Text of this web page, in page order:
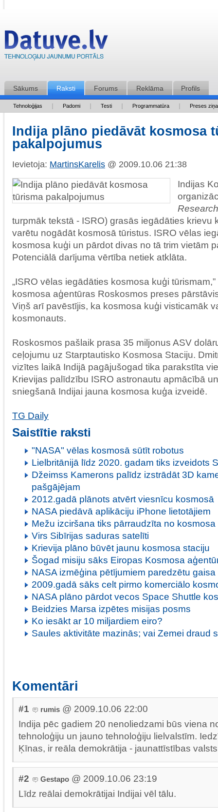
Sākums Raksti Forums Reklāma Profils
Tehnoloģijas Padomi Testi Programmatūra Preses
Indija plāno piedāvāt kosmosa
pakalpojumus
Ievietoja: MartinsKarelis @ 2009.10.06 21:38
Indijas
turpmāk tekstā - ISRO) grasās iegādāties krievu
varētu nogādāt kosmosā tūristus. ISRO vēlas
kosmosa kuģi un pārdot divas no tā trim vietām
Potenciālā darījuma vērtība netiek atklāta.
„ISRO vēlas iegādāties kosmosa kuģi
kosmosa aģentūras Roskosmos preses
Viņš arī pavēstījis, ka kosmosa kuģi visticamāk
kosmonauts.
Roskosmos pašlaik prasa 35 miljonus ASV
ceļojumu uz Starptautisko Kosmosa Staciju.
vizītes laikā Indijā pagājušogad tika parakstīta
Krievijas palīdzību ISRO astronautu apmācībā
sniegšanā Indijai jauna kosmosa kuģa izveidē.
TG Daily
Saistītie raksti
"NASA" vēlas kosmosā sūtīt robotus
Lielbritānijā līdz 2020. gadam tiks izveidots
Džeimss Kamerons palīdz izstrādāt 3D
pašgājējam
2012.gadā plānots atvērt viesnīcu kosmosā
NASA piedāvā aplikāciju iPhone lietotājiem
Mežu izciršana tiks pārraudzīta no kosmosa
Virs Sibīrijas saduras satelīti
Krievija plāno būvēt jaunu kosmosa staciju
Šogad misiju sāks Eiropas Kosmosa
NASA izmēģina pētījumiem paredzētu
2009.gadā sāks celt pirmo komerciālo
NASA plāno pārdot vecos Space Shuttle
Beidzies Marsa izpētes misijas posms
Ko iesākt ar 10 miljardiem eiro?
Saules aktivitāte mazinās; vai Zemei draud
Komentāri
#1 rumis @ 2009.10.06 22:00
Indija pēc gadiem 20 nenoliedzami būs viena
tehnoloģiju un jauno tehnoloģiju lielvalstīm.
Ķīnas, ir reāla demokrātija - jaunattīstības
#2 Gestapo @ 2009.10.06 23:19
Līdz reālai demokrātijai Indijai vēl tālu.